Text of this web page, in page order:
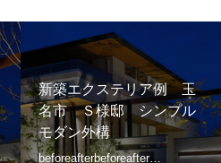
新築エクステリア例 玉
名市 Ｓ様邸 シンプル
モダン外構